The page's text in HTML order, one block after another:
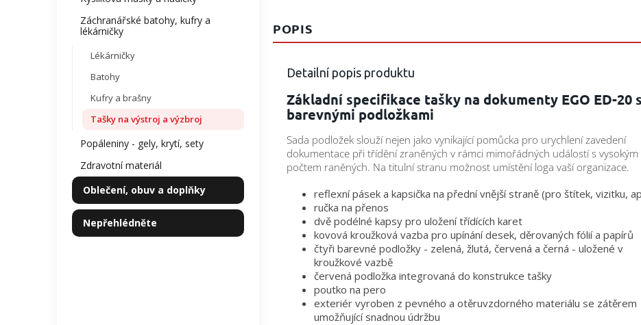
Záchranářské batohy, kufry a
lékárničky
Lékárničky
Batohy
Kufry a brašny
Tašky na výstroj a výzbroj
Popáleniny - gely, krytí, sety
Zdravotní materiál
Oblečení, obuv a doplňky
Nepřehlédněte
POPIS
Detailní popis produktu
Základní specifikace tašky na dokumenty EGO ED-20 s
barevnými podložkami
Sada podložek slouží nejen jako vynikající pomůcka pro urychlení zavedení
dokumentace při třídění zraněných v rámci mimořádných událostí s vysokým
počtem raněných. Na titulní stranu možnost umístění loga vaší organizace.
reflexní pásek a kapsička na přední vnější straně (pro štítek, vizitku,
ručka na přenos
dvě podélné kapsy pro uložení třídících karet
kovová kroužková vazba pro upínání desek, děrovaných fólií a papírů
čtyři barevné podložky - zelená, žlutá, červená a černá - uložené v
kroužkové vazbě
červená podložka integrovaná do konstrukce tašky
poutko na pero
exteriér vyroben z pevného a otěruvzdorného materiálu se zátěrem
umožňující snadnou údržbu